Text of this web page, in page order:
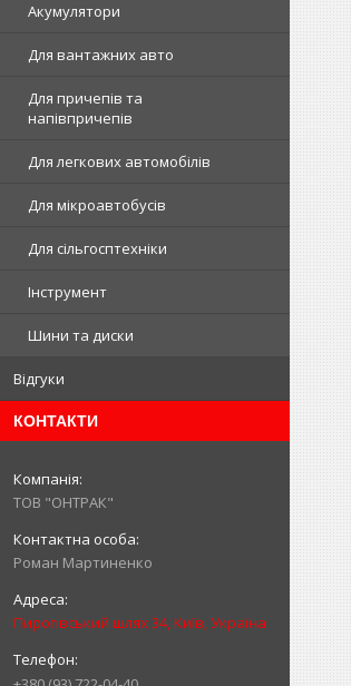
Акумулятори
Для вантажних авто
Для причепів та
напівпричепів
Для легкових автомобілів
Для мікроавтобусів
Для сільгосптехніки
Інструмент
Шини та диски
Відгуки
КОНТАКТИ
ТОВ "ОНТРАК"
Роман Мартиненко
Пирогівський шлях 34, Київ, Україна